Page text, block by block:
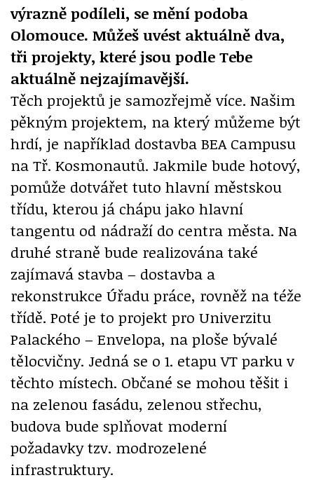
výrazně podíleli, se mění podoba
Olomouce. Můžeš uvést aktuálně dva,
tři projekty, které jsou podle Tebe
aktuálně nejzajímavější.
Těch projektů je samozřejmě více. Našim
pěkným projektem, na který můžeme být
hrdí, je například dostavba BEA Campusu
na Tř. Kosmonautů. Jakmile bude hotový,
pomůže dotvářet tuto hlavní městskou
třídu, kterou já chápu jako hlavní
tangentu od nádraží do centra města. Na
druhé straně bude realizována také
zajímavá stavba – dostavba a
rekonstrukce Úřadu práce, rovněž na téže
třídě. Poté je to projekt pro Univerzitu
Palackého – Envelopa, na ploše bývalé
tělocvičny. Jedná se o 1. etapu VT parku v
těchto místech. Občané se mohou těšit i
na zelenou fasádu, zelenou střechu,
budova bude splňovat moderní
požadavky tzv. modrozelené
infrastruktury.